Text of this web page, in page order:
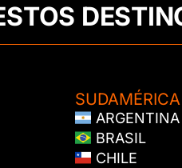
SUDAMÉRICA
ARGENTINA
BRASIL
CHILE